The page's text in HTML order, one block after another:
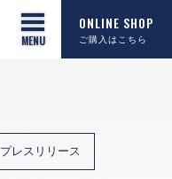
ONLINE SHOP
ご購入はこちら
プレスリリース